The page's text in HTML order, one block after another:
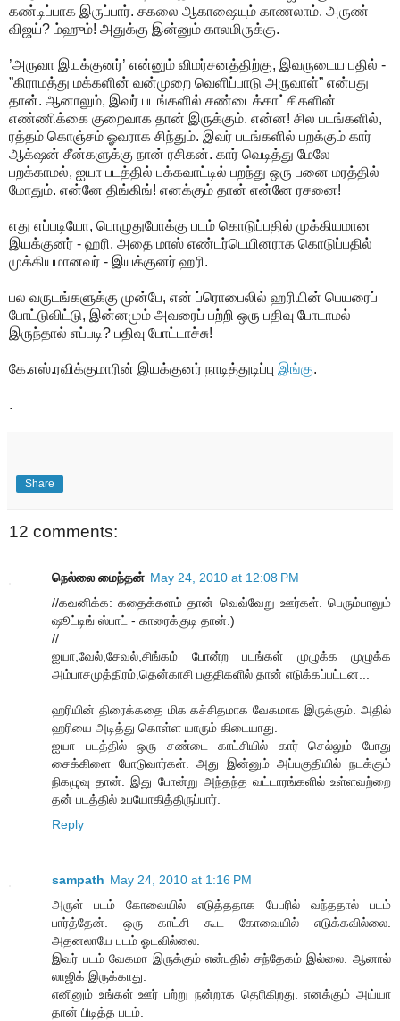
கண்டிப்பாக இருப்பார். சகலை ஆகாஷையும் காணலாம். அருண்
விஜய்? ம்ஹும்! அதுக்கு இன்னும் காலமிருக்கு.
’அருவா இயக்குனர்’ என்னும் விமர்சனத்திற்கு, இவருடைய பதில் -
”கிராமத்து மக்களின் வன்முறை வெளிப்பாடு அருவாள்” என்பது
தான். ஆனாலும், இவர் படங்களில் சண்டைக்காட்சிகளின்
எண்ணிக்கை குறைவாக தான் இருக்கும். என்ன! சில படங்களில்,
ரத்தம் கொஞ்சம் ஓவராக சிந்தும். இவர் படங்களில் பறக்கும் கார்
ஆக்‌ஷன் சீன்களுக்கு நான் ரசிகன். கார் வெடித்து மேலே
பறக்காமல், ஐயா படத்தில் பக்கவாட்டில் பறந்து ஒரு பனை மரத்தில்
மோதும். என்னே திங்கிங்! எனக்கும் தான் என்னே ரசனை!
எது எப்படியோ, பொழுதுபோக்கு படம் கொடுப்பதில் முக்கியமான
இயக்குனர் - ஹரி. அதை மாஸ் எண்டர்டெயினராக கொடுப்பதில்
முக்கியமானவர் - இயக்குனர் ஹரி.
பல வருடங்களுக்கு முன்பே, என் ப்ரொபைலில் ஹரியின் பெயரைப்
போட்டுவிட்டு, இன்னமும் அவரைப் பற்றி ஒரு பதிவு போடாமல்
இருந்தால் எப்படி? பதிவு போட்டாச்சு!
கே.எஸ்.ரவிக்குமாரின் இயக்குனர் நாடித்துடிப்பு இங்கு.
.
Share
12 comments:
நெல்லை மைந்தன் May 24, 2010 at 12:08 PM
//கவனிக்க: கதைக்களம் தான் வெவ்வேறு ஊர்கள். பெரும்பாலும்
ஷூட்டிங் ஸ்பாட் - காரைக்குடி தான்.)
//
ஐயா,வேல்,சேவல்,சிங்கம் போன்ற படங்கள் முழுக்க முழுக்க
அம்பாசமுத்திரம்,தென்காசி பகுதிகளில் தான் எடுக்கப்பட்டன...
ஹரியின் திரைக்கதை மிக கச்சிதமாக வேகமாக இருக்கும். அதில்
ஹரியை அடித்து கொள்ள யாரும் கிடையாது.
ஐயா படத்தில் ஒரு சண்டை காட்சியில் கார் செல்லும் போது
சைக்கிளை போடுவார்கள். அது இன்னும் அப்பகுதியில் நடக்கும்
நிகழுவு தான். இது போன்று அந்தந்த வட்டாரங்களில் உள்ளவற்றை
தன் படத்தில் உபயோகித்திருப்பார்.
Reply
sampath May 24, 2010 at 1:16 PM
அருள் படம் கோவையில் எடுத்ததாக பேபரில் வந்ததால் படம்
பார்த்தேன். ஒரு காட்சி கூட கோவையில் எடுக்கவில்லை.
அதனலாயே படம் ஓடவில்லை.
இவர் படம் வேகமா இருக்கும் என்பதில் சந்தேகம் இல்லை. ஆனால்
லாஜிக் இருக்காது.
எனினும் உங்கள் ஊர் பற்று நன்றாக தெரிகிறது. எனக்கும் அய்யா
தான் பிடித்த படம்.